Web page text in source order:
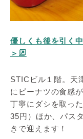
優しくも後を引く
＞
STICビル１階。天
にピーナツの食感
丁寧にダシを取っ
35円）ほか、パス
きで迎えます！